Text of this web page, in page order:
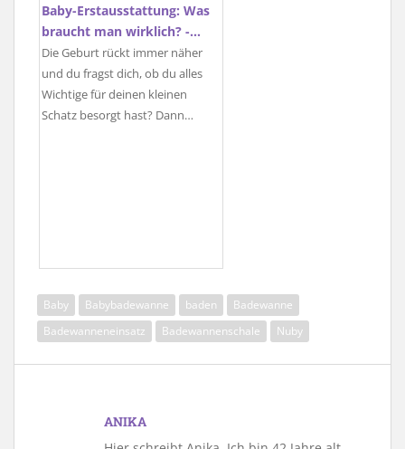
Baby-Erstausstattung: Was
braucht man wirklich? -…
Die Geburt rückt immer näher
und du fragst dich, ob du alles
Wichtige für deinen kleinen
Schatz besorgt hast? Dann…
Baby Babybadewanne baden
Badewanne
Badewanneneinsatz
Badewannenschale Nuby
ANIKA